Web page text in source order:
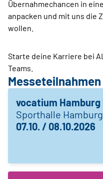
Übernahmechancen in
anpacken und mit uns die
wollen.
Starte deine Karriere bei
Teams.
Messeteilnahmen
vocatium Hamburg
Sporthalle Hamburg
07.10. / 08.10.2026